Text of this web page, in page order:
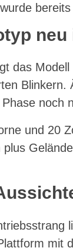
neu
das Modell
Blinkern.
noch
und 20
plus
mit